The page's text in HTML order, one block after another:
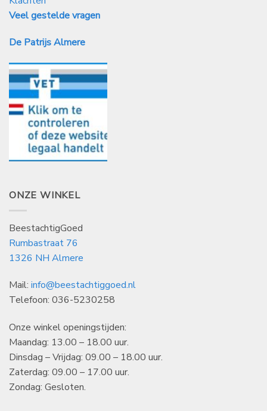
Veel gestelde vragen
De Patrijs Almere
ONZE WINKEL
BeestachtigGoed
Rumbastraat 76
1326 NH Almere
Mail: info@beestachtiggoed.nl
Telefoon: 036-5230258
Onze winkel openingstijden:
Maandag: 13.00 – 18.00 uur.
Dinsdag – Vrijdag: 09.00 – 18.00 uur.
Zaterdag: 09.00 – 17.00 uur.
Zondag: Gesloten.